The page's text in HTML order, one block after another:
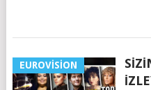
EUROVISION